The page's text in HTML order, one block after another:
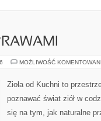
MOŻLIWOŚĆ
Zioła od Kuchni to
poznawać świat ziół w
się na tym, jak naturalne